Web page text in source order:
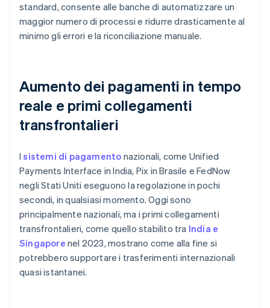
standard, consente alle banche di automatizzare un
maggior numero di processi e ridurre drasticamente al
minimo gli errori e la riconciliazione manuale.
Aumento dei pagamenti in tempo
reale e primi collegamenti
transfrontalieri
Isistemi di pagamento nazionali, come Unified
Payments Interface in India, Pix in Brasile e FedNow
negli Stati Uniti eseguono la regolazione in pochi
secondi, in qualsiasi momento. Oggi sono
principalmente nazionali, ma i primi collegamenti
transfrontalieri, come quello stabilito tra India e
Singapore nel 2023, mostrano come alla fine si
potrebbero supportare i trasferimenti internazionali
quasi istantanei.